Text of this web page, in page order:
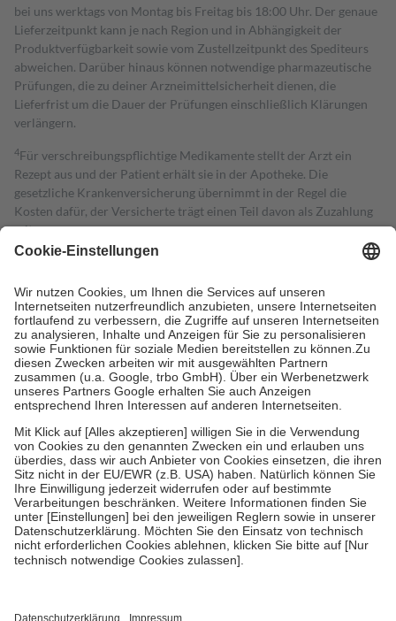
bei uns werktags von Montag bis Freitag bis 18:00 Uhr. Der genaue
Lieferzeitpunkt kann je nach Region und in Abhängigkeit der
Produktverfügbarkeit sowie vom Zustellzeitpunkt des Spediteurs
abweichen. Darüber hinaus können notwendige pharmazeutische
Prüfungen, die zu deiner Arzneimittelsicherheit dienen, die
Lieferfrist um die Dauer der Prüfungen einschließlich Klärungen
verlängern.
4Für verschreibungspflichtige Medikamente stellt der Arzt ein
Rezept aus und der Patient erhält sie in der Apotheke. Die
gesetzliche Krankenversicherung übernimmt in der Regel die
Kosten dafür, der Versicherte trägt einen Teil davon als Zuzahlung
mit.
Grundsätzlich leisten Mitglieder Zuzahlungen in Höhe von zehn
höchstens zehn Euro.
Es sind jedoch nie mehr als die tatsächlichen
Kosten der Leistung zu entrichten.
Diese Regeln gelten grundsätzlich auch für Online-Apotheken.
Bei Heilmitteln und häuslicher Krankenpflege beträgt die
Zuzahlung zehn Prozent der Kosten sowie zehn Euro je
Verordnung.
Um das Engagement der Versicherten für ihre eigene Gesundheit zu
stärken und die besondere Stellung der Familie zu unterstützen,
fallenkeine Zuzahlungenan bei:
• Kindern und Jugendlichen bis zum vollendeten 18. Lebensjahr
mit Ausnahme der Fahrkosten
• Untersuchungen zur Vorsorge und Früherkennung, die von der
GKV getragen werden
• empfohlenen Schutzimpfungen
• Harn- und Blutteststreifen
getroffen, um sicherzustellen, dass es sich um echte Bewertungen